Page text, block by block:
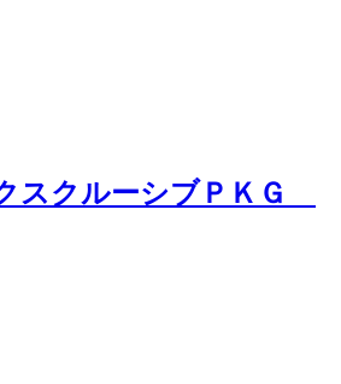
スクルーシブＰＫＧ